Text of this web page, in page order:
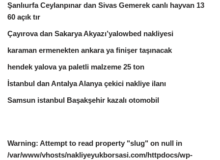
Şanlıurfa Ceylanpınar dan Sivas Gemerek canlı hayvan 13
60 açık tır
Çayırova dan Sakarya Akyazı’yalowbed nakliyesi
karaman ermenekten ankara ya finişer taşınacak
hendek yalova ya paletli malzeme 25 ton
İstanbul dan Antalya Alanya çekici nakliye ilanı
Samsun istanbul Başakşehir kazalı otomobil
Warning: Attempt to read property "slug" on null in
/var/www/vhosts/nakliyeyukborsasi.com/httpdocs/wp-